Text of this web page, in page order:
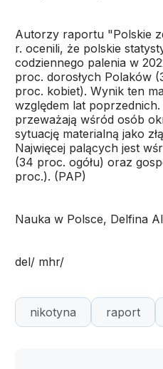
Autorzy raportu "Polskie
r. ocenili, że polskie
codziennego palenia w
proc. dorosłych Polaków
proc. kobiet). Wynik ten
względem lat poprzednich.
przeważają wśród osób
sytuację materialną jako
Najwięcej palących jest
(34 proc. ogółu) oraz
proc.). (PAP)
Nauka w Polsce, Delfina
del/ mhr/
nikotyna raport